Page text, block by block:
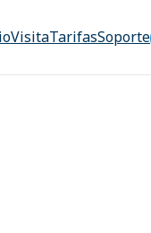
VisitaTarifasSoporte